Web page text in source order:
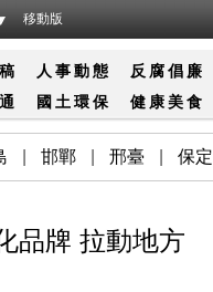
移動版
人事動態 反腐倡廉
國土 環保 健康美食
邯鄲 邢臺 保定
品牌 拉動地方